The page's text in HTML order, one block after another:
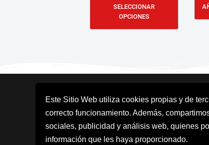
Este Sitio Web utiliza cookies propias y de
correcto funcionamiento. Además,
sociales, publicidad y análisis web, quienes
información que les haya proporcionado.
SELECCIONAR
OPCIONES